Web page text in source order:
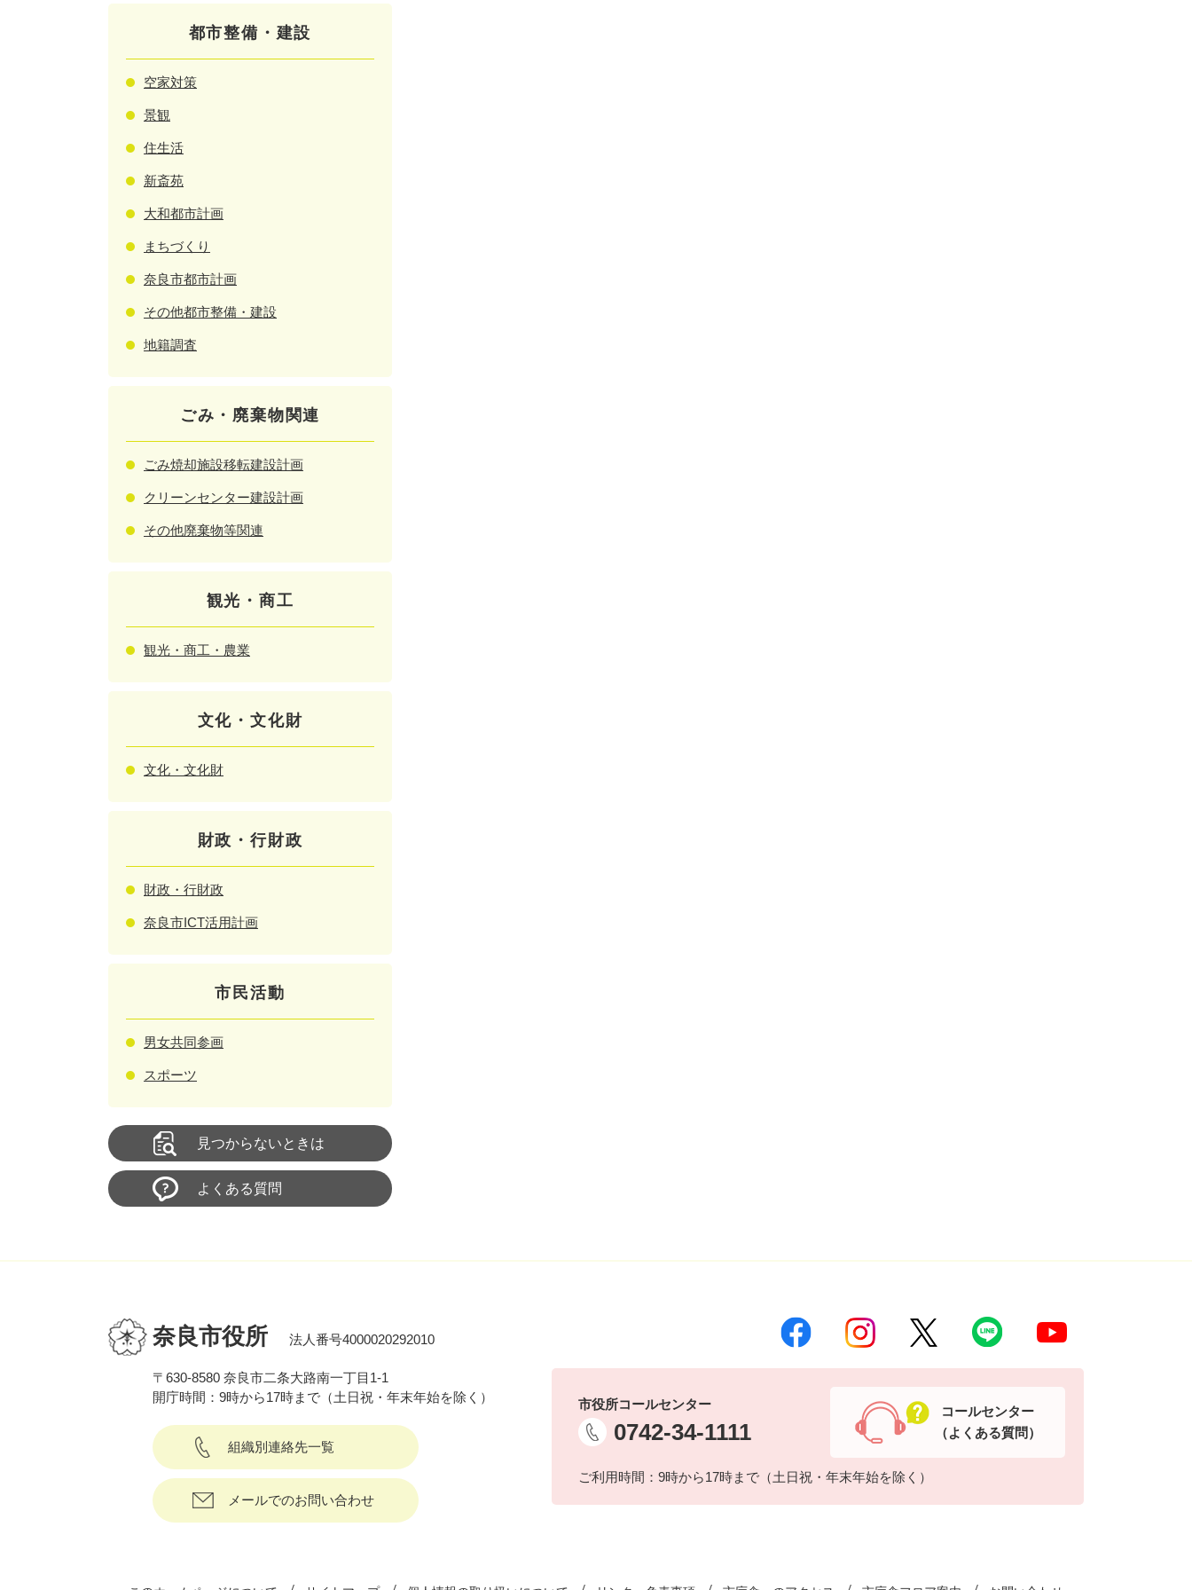
都市整備・建設
空家対策
景観
住生活
新斎苑
大和都市計画
まちづくり
奈良市都市計画
その他都市整備・建設
地籍調査
ごみ・廃棄物関連
ごみ焼却施設移転建設計画
クリーンセンター建設計画
その他廃棄物等関連
観光・商工
観光・商工・農業
文化・文化財
文化・文化財
財政・行財政
財政・行財政
奈良市ICT活用計画
市民活動
男女共同参画
スポーツ
見つからないときは
よくある質問
奈良市役所 法人番号4000020292010
〒630-8580 奈良市二条大路南一丁目1-1
開庁時間：9時から17時まで（土日祝・年末年始を除く）
組織別連絡先一覧
メールでのお問い合わせ
市役所コールセンター
0742-34-1111
ご利用時間：9時から17時まで（土日祝・年末年始を除く）
コールセンター
（よくある質問）